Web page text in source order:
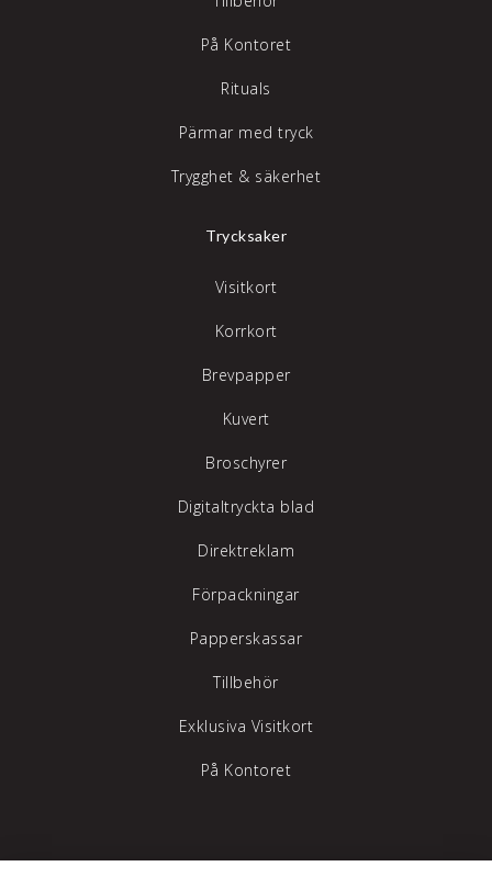
På Kontoret
Rituals
Pärmar med tryck
Trygghet & säkerhet
Trycksaker
Visitkort
Korrkort
Brevpapper
Kuvert
Broschyrer
Digitaltryckta blad
Direktreklam
Förpackningar
Papperskassar
Tillbehör
Exklusiva Visitkort
På Kontoret